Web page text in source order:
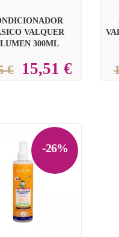
VALQUER
300ML
€ 15,51 €
-26%
